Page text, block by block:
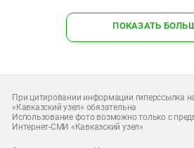
ПОКАЗАТЬ
При цитировании информации гиперссылка
«Кавказский узел» обязательна
Использование фото возможно только с
Интернет-СМИ «Кавказский узел»